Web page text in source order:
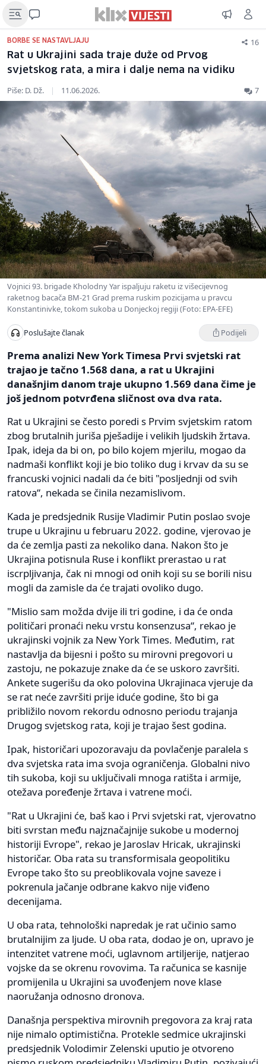
BORBE SE NASTAVLJAJU 16
Rat u Ukrajini sada traje duže od Prvog
svjetskog rata, a mira i dalje nema na vidiku
Piše: D. Dž. | 11.06.2026. 7
Vojnici 93. brigade Kholodny Yar ispaljuju raketu iz višecijevnog
raketnog bacača BM-21 Grad prema ruskim pozicijama u pravcu
Konstantinivke, tokom sukoba u Donjeckoj regiji (Foto: EPA-EFE)
Poslušajte članak Podijeli
Prema analizi New York Timesa Prvi svjetski rat
trajao je tačno 1.568 dana, a rat u Ukrajini
današnjim danom traje ukupno 1.569 dana čime je
još jednom potvrđena sličnost ova dva rata.
Rat u Ukrajini se često poredi s Prvim svjetskim ratom
zbog brutalnih juriša pješadije i velikih ljudskih žrtava.
Ipak, ideja da bi on, po bilo kojem mjerilu, mogao da
nadmaši konflikt koji je bio toliko dug i krvav da su se
francuski vojnici nadali da će biti "posljednji od svih
ratova“, nekada se činila nezamislivom.
Kada je predsjednik Rusije Vladimir Putin poslao svoje
trupe u Ukrajinu u februaru 2022. godine, vjerovao je
da će zemlja pasti za nekoliko dana. Nakon što je
Ukrajina potisnula Ruse i konflikt prerastao u rat
iscrpljivanja, čak ni mnogi od onih koji su se borili nisu
mogli da zamisle da će trajati ovoliko dugo.
"Mislio sam možda dvije ili tri godine, i da će onda
političari pronaći neku vrstu konsenzusa“, rekao je
ukrajinski vojnik za New York Times. Međutim, rat
nastavlja da bijesni i pošto su mirovni pregovori u
zastoju, ne pokazuje znake da će se uskoro završiti.
Ankete sugerišu da oko polovina Ukrajinaca vjeruje da
se rat neće završiti prije iduće godine, što bi ga
približilo novom rekordu odnosno periodu trajanja
Drugog svjetskog rata, koji je trajao šest godina.
Ipak, historičari upozoravaju da povlačenje paralela s
dva svjetska rata ima svoja ograničenja. Globalni nivo
tih sukoba, koji su uključivali mnoga ratišta i armije,
otežava poređenje žrtava i vatrene moći.
"Rat u Ukrajini će, baš kao i Prvi svjetski rat, vjerovatno
biti svrstan među najznačajnije sukobe u modernoj
historiji Evrope", rekao je Jaroslav Hricak, ukrajinski
historičar. Oba rata su transformisala geopolitiku
Evrope tako što su preoblikovala vojne saveze i
pokrenula jačanje odbrane kakvo nije viđeno
decenijama.
U oba rata, tehnološki napredak je rat učinio samo
brutalnijim za ljude. U oba rata, dodao je on, upravo je
intenzitet vatrene moći, uglavnom artiljerije, natjerao
vojske da se okrenu rovovima. Ta računica se kasnije
promijenila u Ukrajini sa uvođenjem nove klase
naoružanja odnosno dronova.
Današnja perspektiva mirovnih pregovora za kraj rata
nije nimalo optimistična. Protekle sedmice ukrajinski
predsjednik Volodimir Zelenski uputio je otvoreno